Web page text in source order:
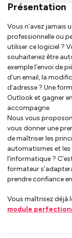
Présentation
Vous n’avez jamais
professionnelle ou
utiliser ce logiciel ?
souhaiteriez être
exemple l’envoi de
d’un email, la
d’adresse ? Une
Outlook et gagner
accompagne.
Nous vous
vous donner une
de maîtriser les
automatismes et les
l’informatique ?
formateur
prendre confiance
Vous maîtrisez déjà
module